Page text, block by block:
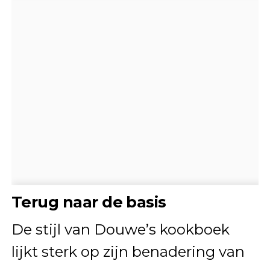
Terug naar de basis
De stijl van Douwe’s kookboek
lijkt sterk op zijn benadering van